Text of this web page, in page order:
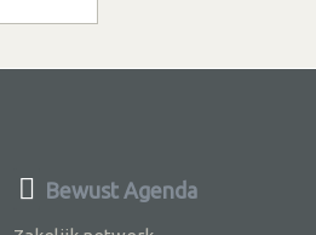
Bewust Agenda